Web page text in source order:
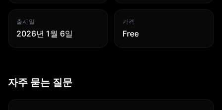
출시일
2026년 1월 6일
가격
Free
자주 묻는 질문